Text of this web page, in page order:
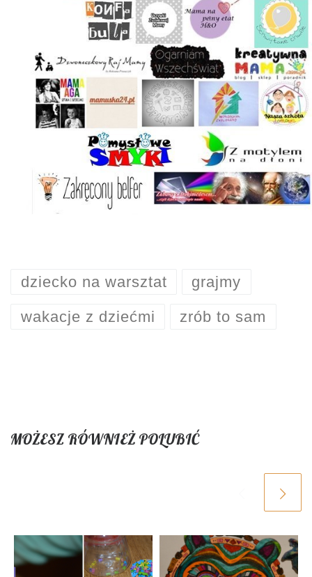
dziecko na warsztat grajmy
wakacje z dziećmi zrób to sam
MOŻESZ RÓWNIEŻ POLUBIĆ